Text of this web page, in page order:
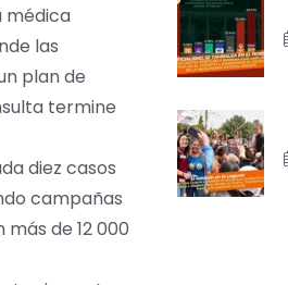
médica
las
plan de
termine
diez casos
campañas
de 12 000